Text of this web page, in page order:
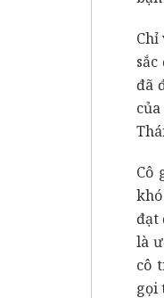
Chỉ
đã
Cô
đạt
là
cô
gọi